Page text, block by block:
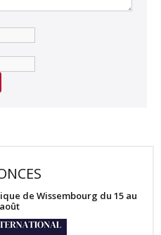
de Wissembourg du 15 au